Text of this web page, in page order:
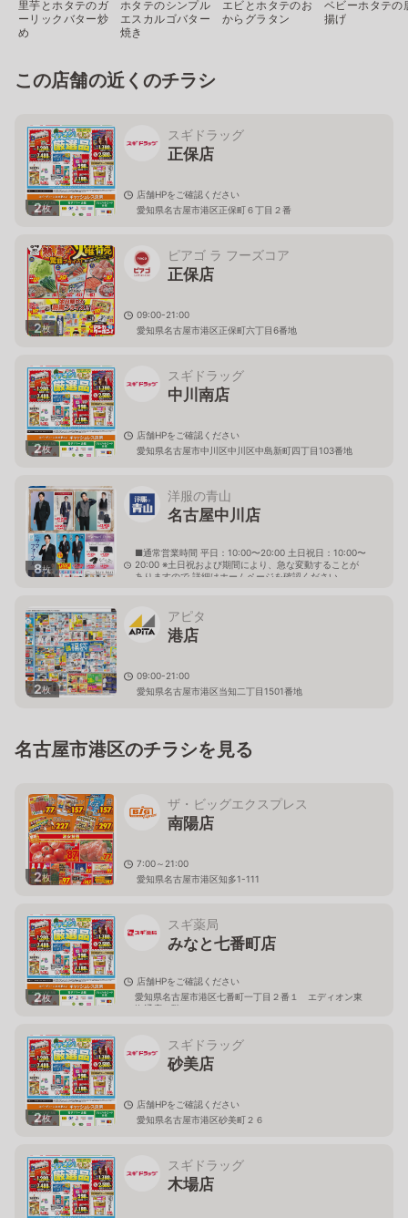
里芋とホタテのガ
ーリックバター炒
め
ホタテのシンプル
エスカルゴバター
焼き
エビとホタテのお
からグラタン
ベビーホタテの
揚げ
この店舗の近くのチラシ
2枚
スギドラッグ
正保店
店舗HPをご確認ください
愛知県名古屋市港区正保町６丁目２番
2枚
ピアゴ ラ フーズコア
正保店
09:00-21:00
愛知県名古屋市港区正保町六丁目6番地
2枚
スギドラッグ
中川南店
店舗HPをご確認ください
愛知県名古屋市中川区中川区中島新町四丁目103番地
8枚
洋服の青山
名古屋中川店
■通常営業時間 平日：10:00〜20:00 土日祝日：10:00〜
20:00 ※土日祝および期間により、急な変動することが
ありますので 詳細はホームページを確認ください
2枚
アピタ
港店
09:00-21:00
愛知県名古屋市港区当知二丁目1501番地
名古屋市港区のチラシを見る
2枚
ザ・ビッグエクスプレス
南陽店
7:00～21:00
愛知県名古屋市港区知多1-111
2枚
スギ薬局
みなと七番町店
店舗HPをご確認ください
愛知県名古屋市港区七番町一丁目２番１ エディオン東
海通店１階
2枚
スギドラッグ
砂美店
店舗HPをご確認ください
愛知県名古屋市港区砂美町２６
スギドラッグ
木場店